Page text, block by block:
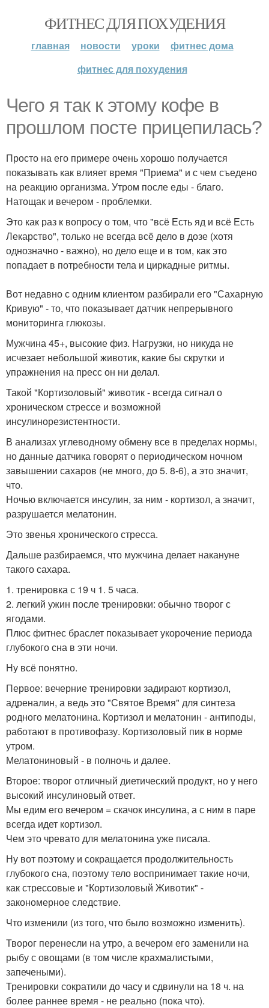
ФИТНЕС ДЛЯ ПОХУДЕНИЯ
главная новости уроки
фитнес дома
фитнес для похудения
Чего я так к этому кофе в
прошлом посте прицепилась?
Просто на его примере очень хорошо получается
показывать как влияет время "Приема" и с чем съедено
на реакцию организма. Утром после еды - благо.
Натощак и вечером - проблемки.
Это как раз к вопросу о том, что "всё Есть яд и всё Есть
Лекарство", только не всегда всё дело в дозе (хотя
однозначно - важно), но дело еще и в том, как это
попадает в потребности тела и циркадные ритмы.
Вот недавно с одним клиентом разбирали его "Сахарную
Кривую" - то, что показывает датчик непрерывного
мониторинга глюкозы.
Мужчина 45+, высокие физ. Нагрузки, но никуда не
исчезает небольшой животик, какие бы скрутки и
упражнения на пресс он ни делал.
Такой "Кортизоловый" животик - всегда сигнал о
хроническом стрессе и возможной
инсулинорезистентности.
В анализах углеводному обмену все в пределах нормы,
но данные датчика говорят о периодическом ночном
завышении сахаров (не много, до 5. 8-6), а это значит,
что.
Ночью включается инсулин, за ним - кортизол, а значит,
разрушается мелатонин.
Это звенья хронического стресса.
Дальше разбираемся, что мужчина делает накануне
такого сахара.
1. тренировка с 19 ч 1. 5 часа.
2. легкий ужин после тренировки: обычно творог с
ягодами.
Плюс фитнес браслет показывает укорочение периода
глубокого сна в эти ночи.
Ну всё понятно.
Первое: вечерние тренировки задирают кортизол,
адреналин, а ведь это "Святое Время" для синтеза
родного мелатонина. Кортизол и мелатонин - антиподы,
работают в противофазу. Кортизоловый пик в норме
утром.
Мелатониновый - в полночь и далее.
Второе: творог отличный диетический продукт, но у него
высокий инсулиновый ответ.
Мы едим его вечером = скачок инсулина, а с ним в паре
всегда идет кортизол.
Чем это чревато для мелатонина уже писала.
Ну вот поэтому и сокращается продолжительность
глубокого сна, поэтому тело воспринимает такие ночи,
как стрессовые и "Кортизоловый Животик" -
закономерное следствие.
Что изменили (из того, что было возможно изменить).
Творог перенесли на утро, а вечером его заменили на
рыбу с овощами (в том числе крахмалистыми,
запечеными).
Тренировки сократили до часу и сдвинули на 18 ч. на
более раннее время - не реально (пока что).